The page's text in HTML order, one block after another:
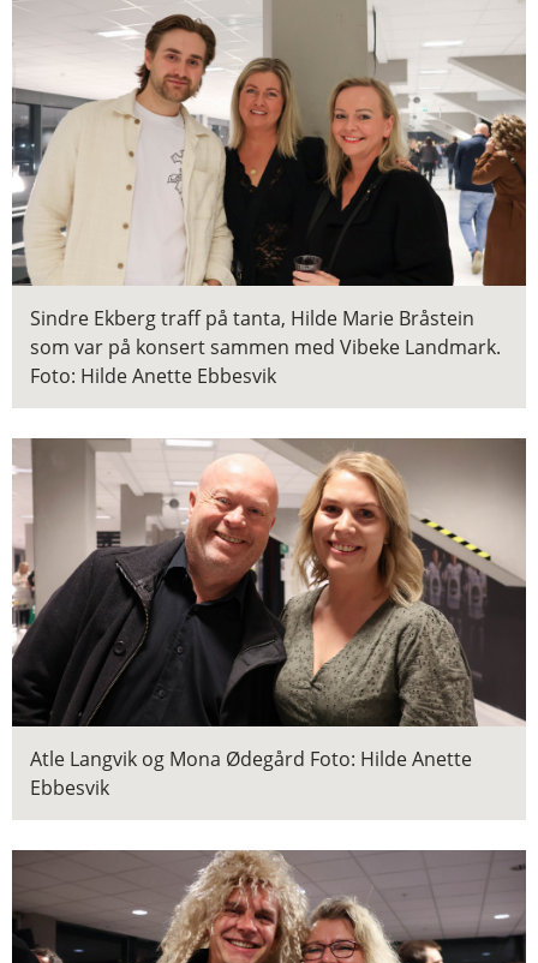
Sindre Ekberg traff på tanta, Hilde Marie Bråstein
som var på konsert sammen med Vibeke Landmark.
Foto: Hilde Anette Ebbesvik
Atle Langvik og Mona Ødegård Foto: Hilde Anette
Ebbesvik